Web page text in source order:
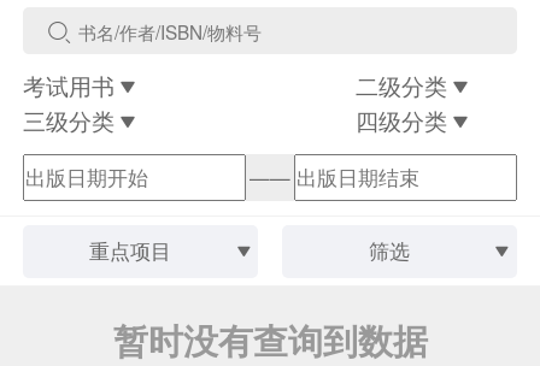
考试用书
二级分类
三级分类
四级分类
——
重点项目 筛选
暂时没有查询到数据